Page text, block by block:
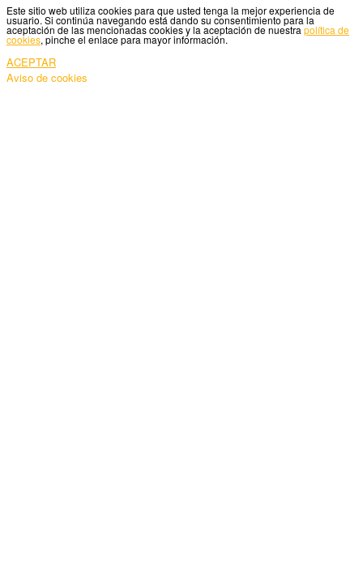
Este sitio web utiliza cookies para que usted tenga la mejor experiencia de
usuario. Si continúa navegando está dando su consentimiento para la
aceptación de las mencionadas cookies y la aceptación de nuestra política de
cookies, pinche el enlace para mayor información.
ACEPTAR
Aviso de cookies